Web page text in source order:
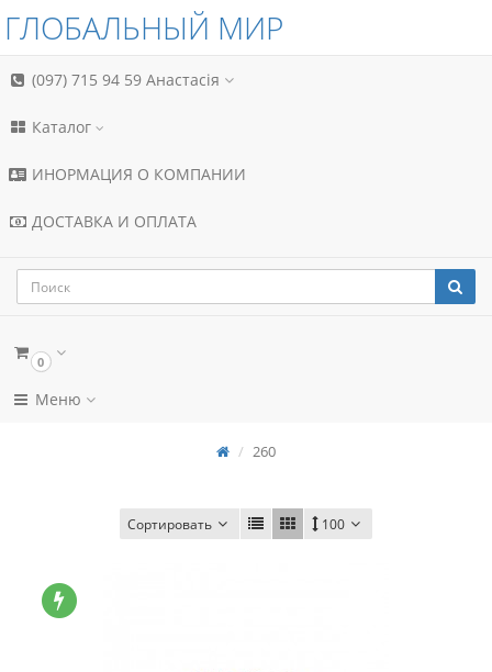
ГЛОБАЛЬНЫЙ МИР
(097) 715 94 59 Анастасія
Каталог
ИНОРМАЦИЯ О КОМПАНИИ
ДОСТАВКА И ОПЛАТА
0
Меню
260
Сортировать 100